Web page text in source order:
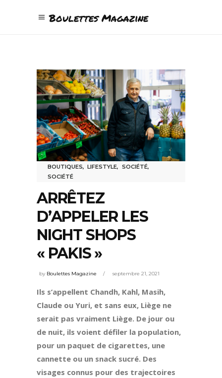
Boulettes Magazine
BOUTIQUES,LIFESTYLE, SOCIÉTÉ,
SOCIÉTÉ
ARRÊTEZ
D’APPELER LES
NIGHT SHOPS
« PAKIS »
by Boulettes Magazine septembre 21, 2021
Ils s’appellent Chandh, Kahl, Masih,
Claude ou Yuri, et sans eux, Liège ne
serait pas vraiment Liège. De jour ou
de nuit, ils voient défiler la population,
pour un paquet de cigarettes, une
cannette ou un snack sucré. Des
visages connus pour des trajectoires